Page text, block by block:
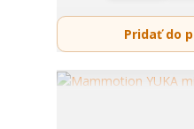
Pridať do